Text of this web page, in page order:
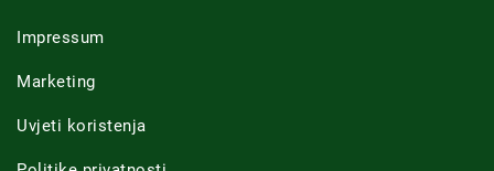
Impressum
Marketing
Uvjeti koristenja